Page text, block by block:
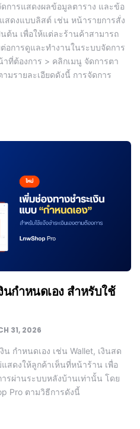
ดการแสดงผลข้อมูลตาราง และข้อ
สดงแบบลิสต์ เช่น หน้ารายการสั่ง
ต้น เพื่อให้แต่ละร้านค้าสามารถ
อการดูและทำงานในระบบจัดการ
ที่ต้องการ > คลิกเมนู จัดการตา
มรายละเอียดดังนี้ การจัดการ
นกำหนดเอง สำหรับใช้
31, 2026
กำหนดเอง เช่น Wallet, เงินสด
สดงให้ลูกค้าเห็นที่หน้าร้าน เพื่อ
รผ่านระบบหลังบ้านเท่านั้น โดย
Pro ตามวิธีการดังนี้